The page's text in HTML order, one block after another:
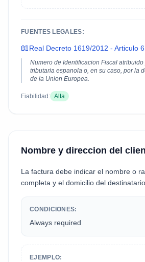
FUENTES LEGALES:
📖Real Decreto 1619/2012 - Articulo
Numero de Identificacion Fiscal
tributaria espanola o, en su caso, por la
de la Union Europea.
Fiabilidad: Alta
Nombre y direccion del
La factura debe indicar el nombre o
completa y el domicilio del destinatario.
CONDICIONES:
Always required
EJEMPLO: